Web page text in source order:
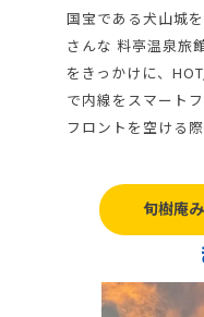
国宝である犬山城
さんな 料亭温泉旅
をきっかけに、
で内線をスマート
フロントを空ける
旬樹庵